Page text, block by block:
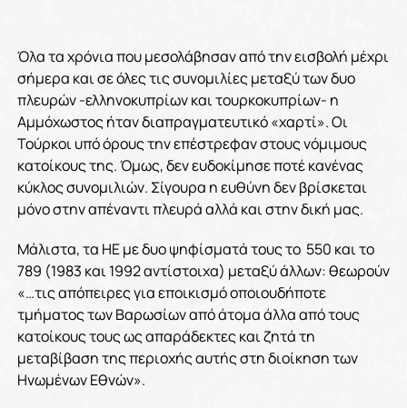
Όλα τα χρόνια που μεσολάβησαν από την εισβολή μέχρι
σήμερα και σε όλες τις συνομιλίες μεταξύ των δυο
πλευρών -ελληνοκυπρίων και τουρκοκυπρίων- η
Αμμόχωστος ήταν διαπραγματευτικό «χαρτί». Οι
Τούρκοι υπό όρους την επέστρεφαν στους νόμιμους
κατοίκους της. Όμως, δεν ευδοκίμησε ποτέ κανένας
κύκλος συνομιλιών. Σίγουρα η ευθύνη δεν βρίσκεται
μόνο στην απέναντι πλευρά αλλά και στην δική μας.
Μάλιστα, τα ΗΕ με δυο ψηφίσματά τους το 550 και το
789 (1983 και 1992 αντίστοιχα) μεταξύ άλλων: θεωρούν
«…τις απόπειρες για εποικισμό οποιουδήποτε
τμήματος των Bαρωσίων από άτομα άλλα από τους
κατοίκους τους ως απαράδεκτες και ζητά τη
μεταβίβαση της περιοχής αυτής στη διοίκηση των
Hνωμένων Eθνών».